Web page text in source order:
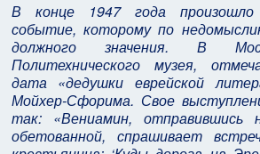
В конце 1947 года произошло
событие, которому по
должного значения. В
Политехнического музея,
дата «дедушки еврейской
Мойхер‑Сфорима. Свое
так: «Вениамин, отправившись
обетованной, спрашивает